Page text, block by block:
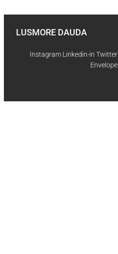
LUSMORE DAUDA
Instagram Linkedin-in Twitter
Envelope